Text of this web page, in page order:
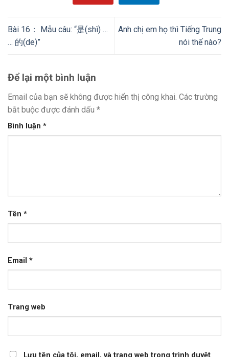
Bài 16： Mẫu câu: “是(shì) …
… 的(de)”
Anh chị em họ thì Tiếng Trung
nói thế nào?
Để lại một bình luận
Email của bạn sẽ không được hiển thị công khai. Các trường
bắt buộc được đánh dấu *
Bình luận *
Tên *
Email *
Trang web
Lưu tên của tôi, email, và trang web trong trình duyệt